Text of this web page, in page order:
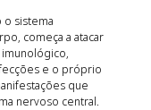
o sistema
começa a atacar
e o próprio
que
nervoso central.